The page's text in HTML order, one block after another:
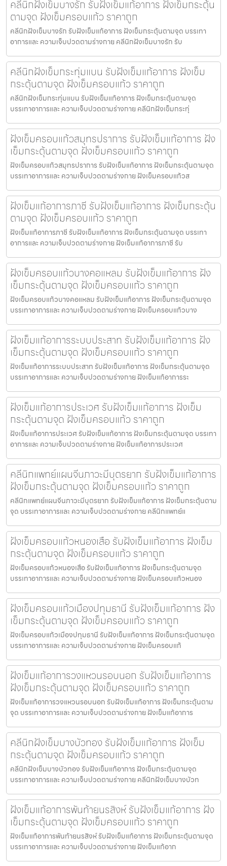
คลีนิกฝังเข็มบางรัก รับฝังเข็มแก้อาการ ฝังเข็มกระตุ้น
ตามจุด ฝังเข็มครอบแก้ว ราคาถูก
คลีนิกฝังเข็มบางรัก รับฝังเข็มแก้อาการ ฝังเข็มกระตุ้นตามจุด บรรเทา
อาการและ ความเจ็บปวดตามร่างกาย คลีนิกฝังเข็มบางรัก รับ
คลีนิกฝังเข็มกระทุ่มแบน รับฝังเข็มแก้อาการ ฝังเข็ม
กระตุ้นตามจุด ฝังเข็มครอบแก้ว ราคาถูก
คลีนิกฝังเข็มกระทุ่มแบน รับฝังเข็มแก้อาการ ฝังเข็มกระตุ้นตามจุด
บรรเทาอาการและ ความเจ็บปวดตามร่างกาย คลีนิกฝังเข็มกระทุ่
ฝังเข็มครอบแก้วสมุทรปราการ รับฝังเข็มแก้อาการ ฝัง
เข็มกระตุ้นตามจุด ฝังเข็มครอบแก้ว ราคาถูก
ฝังเข็มครอบแก้วสมุทรปราการ รับฝังเข็มแก้อาการ ฝังเข็มกระตุ้นตามจุด
บรรเทาอาการและ ความเจ็บปวดตามร่างกาย ฝังเข็มครอบแก้วส
ฝังเข็มแก้อาการภาชี รับฝังเข็มแก้อาการ ฝังเข็มกระตุ้น
ตามจุด ฝังเข็มครอบแก้ว ราคาถูก
ฝังเข็มแก้อาการภาชี รับฝังเข็มแก้อาการ ฝังเข็มกระตุ้นตามจุด บรรเทา
อาการและ ความเจ็บปวดตามร่างกาย ฝังเข็มแก้อาการภาชี รับ
ฝังเข็มครอบแก้วบางคอแหลม รับฝังเข็มแก้อาการ ฝัง
เข็มกระตุ้นตามจุด ฝังเข็มครอบแก้ว ราคาถูก
ฝังเข็มครอบแก้วบางคอแหลม รับฝังเข็มแก้อาการ ฝังเข็มกระตุ้นตามจุด
บรรเทาอาการและ ความเจ็บปวดตามร่างกาย ฝังเข็มครอบแก้วบาง
ฝังเข็มแก้อาการระบบประสาท รับฝังเข็มแก้อาการ ฝัง
เข็มกระตุ้นตามจุด ฝังเข็มครอบแก้ว ราคาถูก
ฝังเข็มแก้อาการระบบประสาท รับฝังเข็มแก้อาการ ฝังเข็มกระตุ้นตามจุด
บรรเทาอาการและ ความเจ็บปวดตามร่างกาย ฝังเข็มแก้อาการระ
ฝังเข็มแก้อาการประเวศ รับฝังเข็มแก้อาการ ฝังเข็ม
กระตุ้นตามจุด ฝังเข็มครอบแก้ว ราคาถูก
ฝังเข็มแก้อาการประเวศ รับฝังเข็มแก้อาการ ฝังเข็มกระตุ้นตามจุด บรรเทา
อาการและ ความเจ็บปวดตามร่างกาย ฝังเข็มแก้อาการประเวศ
คลีนิกแพทย์แผนจีนภาวะมีบุตรยาก รับฝังเข็มแก้อาการ
ฝังเข็มกระตุ้นตามจุด ฝังเข็มครอบแก้ว ราคาถูก
คลีนิกแพทย์แผนจีนภาวะมีบุตรยาก รับฝังเข็มแก้อาการ ฝังเข็มกระตุ้นตาม
จุด บรรเทาอาการและ ความเจ็บปวดตามร่างกาย คลีนิกแพทย์แ
ฝังเข็มครอบแก้วหนองเสือ รับฝังเข็มแก้อาการ ฝังเข็ม
กระตุ้นตามจุด ฝังเข็มครอบแก้ว ราคาถูก
ฝังเข็มครอบแก้วหนองเสือ รับฝังเข็มแก้อาการ ฝังเข็มกระตุ้นตามจุด
บรรเทาอาการและ ความเจ็บปวดตามร่างกาย ฝังเข็มครอบแก้วหนอง
ฝังเข็มครอบแก้วเมืองปทุมธานี รับฝังเข็มแก้อาการ ฝัง
เข็มกระตุ้นตามจุด ฝังเข็มครอบแก้ว ราคาถูก
ฝังเข็มครอบแก้วเมืองปทุมธานี รับฝังเข็มแก้อาการ ฝังเข็มกระตุ้นตามจุด
บรรเทาอาการและ ความเจ็บปวดตามร่างกาย ฝังเข็มครอบแก้
ฝังเข็มแก้อาการวงแหวนรอบนอก รับฝังเข็มแก้อาการ
ฝังเข็มกระตุ้นตามจุด ฝังเข็มครอบแก้ว ราคาถูก
ฝังเข็มแก้อาการวงแหวนรอบนอก รับฝังเข็มแก้อาการ ฝังเข็มกระตุ้นตาม
จุด บรรเทาอาการและ ความเจ็บปวดตามร่างกาย ฝังเข็มแก้อาการ
คลีนิกฝังเข็มบางบัวทอง รับฝังเข็มแก้อาการ ฝังเข็ม
กระตุ้นตามจุด ฝังเข็มครอบแก้ว ราคาถูก
คลีนิกฝังเข็มบางบัวทอง รับฝังเข็มแก้อาการ ฝังเข็มกระตุ้นตามจุด
บรรเทาอาการและ ความเจ็บปวดตามร่างกาย คลีนิกฝังเข็มบางบัวท
ฝังเข็มแก้อาการพันท้ายนรสิงห์ รับฝังเข็มแก้อาการ ฝัง
เข็มกระตุ้นตามจุด ฝังเข็มครอบแก้ว ราคาถูก
ฝังเข็มแก้อาการพันท้ายนรสิงห์ รับฝังเข็มแก้อาการ ฝังเข็มกระตุ้นตามจุด
บรรเทาอาการและ ความเจ็บปวดตามร่างกาย ฝังเข็มแก้อาก